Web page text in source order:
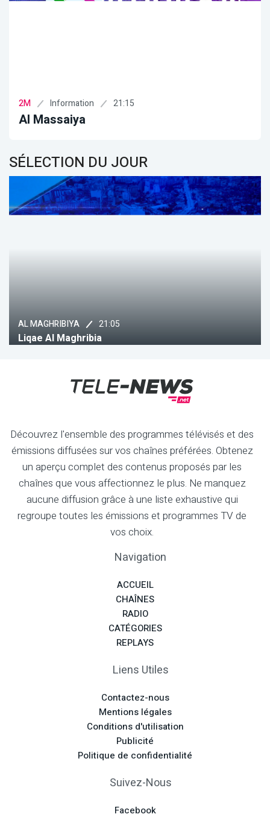
2M Information 21:15
Al Massaiya
SÉLECTION DU JOUR
Découvrez l'ensemble des programmes télévisés et des
émissions diffusées sur vos chaînes préférées. Obtenez
un aperçu complet des contenus proposés par les
chaînes que vous affectionnez le plus. Ne manquez
aucune diffusion grâce à une liste exhaustive qui
regroupe toutes les émissions et programmes TV de
vos choix.
Navigation
ACCUEIL
CHAÎNES
RADIO
CATÉGORIES
REPLAYS
Liens Utiles
Contactez-nous
Mentions légales
Conditions d'utilisation
Publicité
Politique de confidentialité
Suivez-Nous
Facebook